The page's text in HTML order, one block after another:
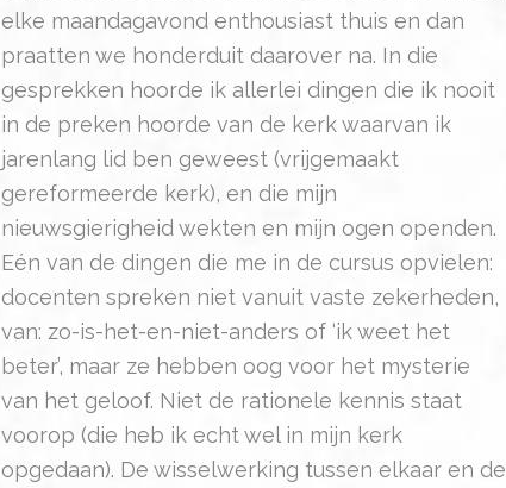
elke maandagavond enthousiast thuis en dan
praatten we honderduit daarover na. In die
gesprekken hoorde ik allerlei dingen die ik nooit
in de preken hoorde van de kerk waarvan ik
jarenlang lid ben geweest (vrijgemaakt
gereformeerde kerk), en die mijn
nieuwsgierigheid wekten en mijn ogen openden.
Eén van de dingen die me in de cursus opvielen:
docenten spreken niet vanuit vaste zekerheden,
van: zo-is-het-en-niet-anders of ‘ik weet het
beter’, maar ze hebben oog voor het mysterie
van het geloof. Niet de rationele kennis staat
voorop (die heb ik echt wel in mijn kerk
opgedaan). De wisselwerking tussen elkaar en de